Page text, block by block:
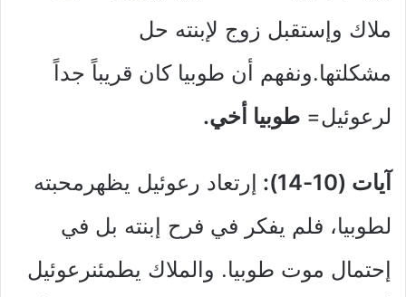
ملاك وإستقبل زوج لإبنته حل
مشكلتها.ونفهم أن طوبيا كان قريباً جداً
لرعوئيل= طوبيا أخي.
آيات (10-14):
إرتعاد رعوئيل يظهرمحبته
لطوبيا، فلم يفكر في فرح إبنته بل في
إحتمال موت طوبيا. والملاك يطمئنرعوئيل